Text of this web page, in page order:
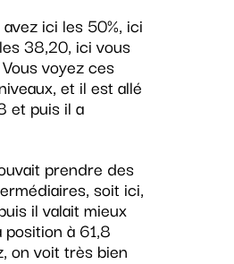
ici les 50%, ici
38,20, ici vous
voyez ces
et il est allé
et puis il a
prendre des
soit ici,
il valait mieux
à 61,8
on voit très bien